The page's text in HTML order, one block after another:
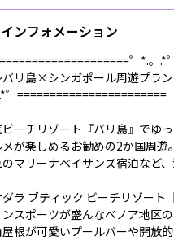
インフォメーション
゜*.。.*゜
リ島×シンガポール周遊プラ
゜=======================
ーチリゾート『バリ島』でゆ
が楽しめるお勧めの2か国周遊。
マリーナベイサンズ宿泊など
ラ ブティック ビーチリゾート
スポーツが盛んなベノア地区
根が可愛いプールバーや開放